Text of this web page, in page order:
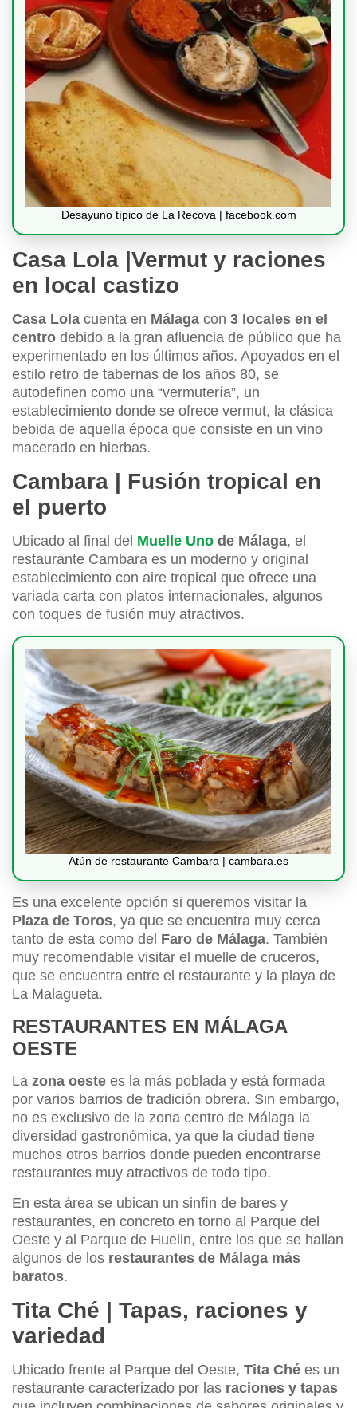
Desayuno típico de La Recova | facebook.com
Casa Lola |Vermut y raciones
en local castizo
Casa Lola cuenta en Málaga con 3 locales en el
centro debido a la gran afluencia de público que ha
experimentado en los últimos años. Apoyados en el
estilo retro de tabernas de los años 80, se
autodefinen como una “vermutería”, un
establecimiento donde se ofrece vermut, la clásica
bebida de aquella época que consiste en un vino
macerado en hierbas.
Cambara | Fusión tropical en
el puerto
Ubicado al final del Muelle Uno de Málaga, el
restaurante Cambara es un moderno y original
establecimiento con aire tropical que ofrece una
variada carta con platos internacionales, algunos
con toques de fusión muy atractivos.
Atún de restaurante Cambara | cambara.es
Es una excelente opción si queremos visitar la
Plaza de Toros, ya que se encuentra muy cerca
tanto de esta como del Faro de Málaga. También
muy recomendable visitar el muelle de cruceros,
que se encuentra entre el restaurante y la playa de
La Malagueta.
RESTAURANTES EN MÁLAGA
OESTE
La zona oeste es la más poblada y está formada
por varios barrios de tradición obrera. Sin embargo,
no es exclusivo de la zona centro de Málaga la
diversidad gastronómica, ya que la ciudad tiene
muchos otros barrios donde pueden encontrarse
restaurantes muy atractivos de todo tipo.
En esta área se ubican un sinfín de bares y
restaurantes, en concreto en torno al Parque del
Oeste y al Parque de Huelin, entre los que se hallan
algunos de los restaurantes de Málaga más
baratos.
Tita Ché | Tapas, raciones y
variedad
Ubicado frente al Parque del Oeste, Tita Ché es un
restaurante caracterizado por las raciones y tapas